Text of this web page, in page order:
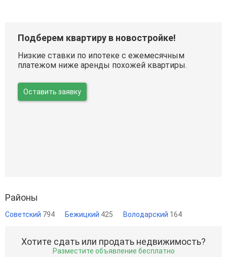
Подберем квартиру в новостройке!
Низкие ставки по ипотеке с ежемесячным
платежом ниже аренды похожей квартиры.
Оставить заявку
Районы
Советский 794 Бежицкий 425 Володарский 164
Хотите сдать или продать недвижимость?
Разместите объявление бесплатно